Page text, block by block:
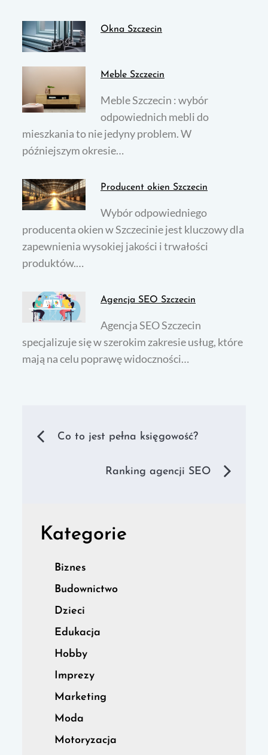
Okna Szczecin
Meble Szczecin
Meble Szczecin : wybór
odpowiednich mebli do
mieszkania to nie jedyny problem. W
późniejszym okresie…
Producent okien Szczecin
Wybór odpowiedniego
producenta okien w Szczecinie jest kluczowy dla
zapewnienia wysokiej jakości i trwałości
produktów.…
Agencja SEO Szczecin
Agencja SEO Szczecin
specjalizuje się w szerokim zakresie usług, które
mają na celu poprawę widoczności…
Nawigacja
Co to jest pełna księgowość?
Ranking agencji SEO
Kategorie
Biznes
Budownictwo
Dzieci
Edukacja
Hobby
Imprezy
Marketing
Moda
Motoryzacja